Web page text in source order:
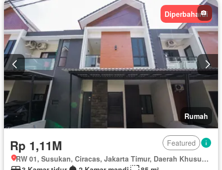
Diperbaharui
Rumah
Rp 1,11M
Featured
RW 01, Susukan, Ciracas, Jakarta Timur, Daerah Khusus Ibukota Jakarta